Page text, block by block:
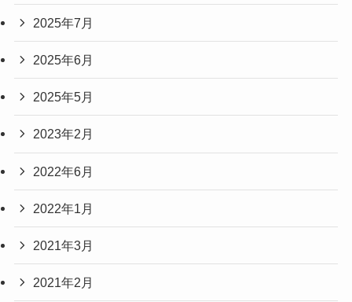
2025年7月
2025年6月
2025年5月
2023年2月
2022年6月
2022年1月
2021年3月
2021年2月